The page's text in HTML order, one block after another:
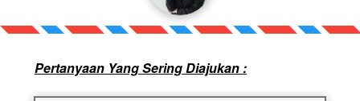
Pertanyaan Yang Sering Diajukan :